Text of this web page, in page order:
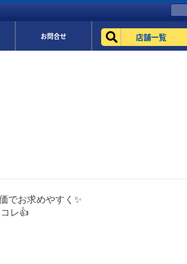
お問合せ 店舗一覧
でお求めやすく✨
レ👍